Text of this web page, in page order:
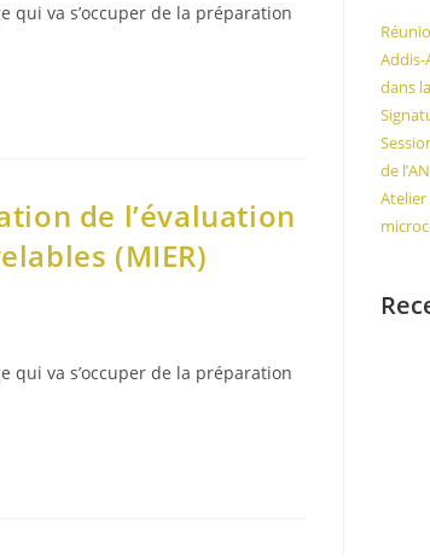
qui va s’occuper de la préparation
de l’évaluation
(MIER)
qui va s’occuper de la préparation
Addis-
dans
de